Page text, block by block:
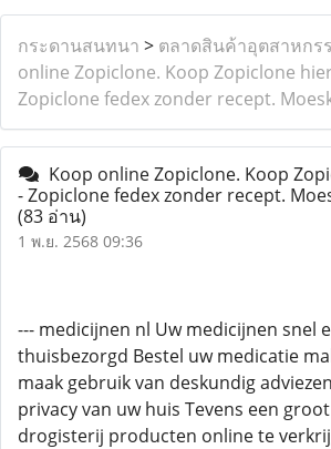
กระดานสนทนา > ตลาดสินค้าอุตสาหกร
online Zopiclone. Koop Zopiclone
Zopiclone fedex zonder recept.
Koop online Zopiclone. Koop
- Zopiclone fedex zonder recept.
(83 อ่าน)
1 พ.ย. 2568 09:36
--- medicijnen nl Uw medicijnen snel
thuisbezorgd Bestel uw medicatie
maak gebruik van deskundig
privacy van uw huis Tevens een
drogisterij producten online te